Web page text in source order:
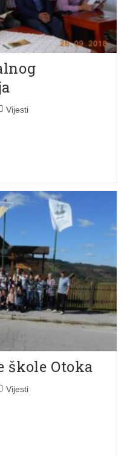
Vijesti
škole Otoka
Vijesti